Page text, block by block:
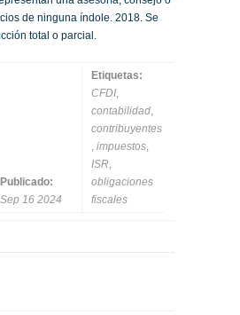
de ninguna índole. 2018. Se
total o parcial.
Publicado:
Sep 16 2024
Etiquetas:
CFDI,
contabilidad,
contribuyentes
, impuestos,
ISR,
obligaciones
fiscales